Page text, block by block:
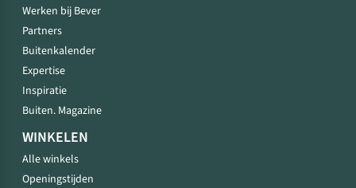
Werken bij Bever
Partners
Buitenkalender
Expertise
Inspiratie
Buiten. Magazine
WINKELEN
Alle winkels
Openingstijden